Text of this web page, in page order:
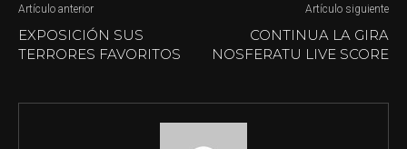
Artículo anterior
EXPOSICIÓN SUS
TERRORES FAVORITOS
Artículo siguiente
CONTINUA LA GIRA
NOSFERATU LIVE SCORE